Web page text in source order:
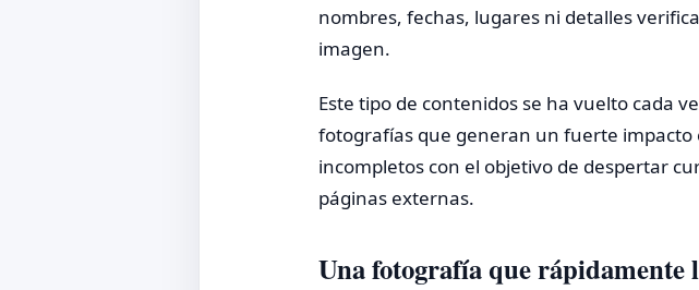
nombres, fechas, lugares ni detalles
imagen.
Este tipo de contenidos se ha vuelto cada
fotografías que generan un fuerte impacto
incompletos con el objetivo de despertar
páginas externas.
Una fotografía que rápidamente